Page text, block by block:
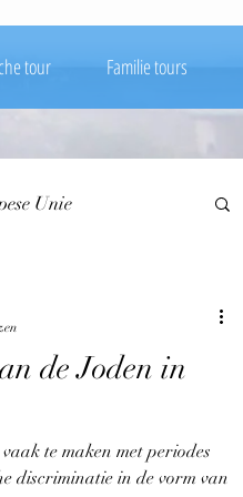
tour Familie tours
Unie
Vogels
Oekraïne
de Joden in
te maken met periodes
discriminatie in de vorm van